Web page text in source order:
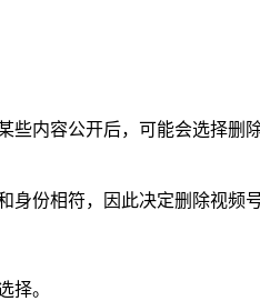
些内容公开后，可能会选择删
份相符，因此决定删除视频
择。